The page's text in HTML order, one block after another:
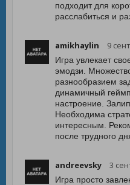
подходит для
расслабиться и
amikhaylin 9
Игра увлекает
эмодзи.
разнообразием
динамичный
настроение.
Необходима
интересным.
после трудного
andreevsky 3
Игра просто